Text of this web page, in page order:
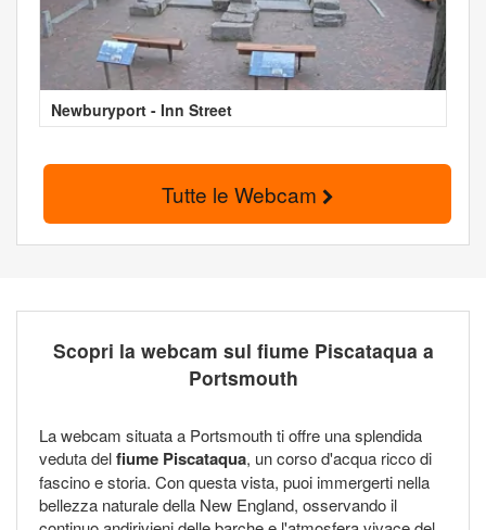
Newburyport - Inn Street
Tutte le Webcam
Scopri la webcam sul fiume Piscataqua a
Portsmouth
La webcam situata a Portsmouth ti offre una splendida
veduta delfiume Piscataqua, un corso d'acqua ricco di
fascino e storia. Con questa vista, puoi immergerti nella
bellezza naturale della New England, osservando il